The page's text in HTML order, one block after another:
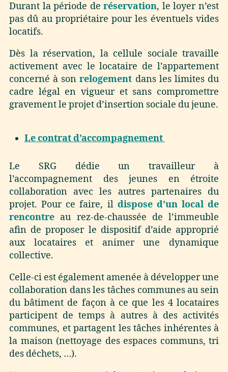
Durant la période deréservation, le loyer n’est
pas dû au propriétaire pour les éventuels vides
locatifs.
Dès la réservation, la cellule sociale travaille
activement avec le locataire de l’appartement
concerné à sonrelogement dans les limites du
cadre légal en vigueur et sans compromettre
gravement le projet d’insertion sociale du jeune.
Le contrat d’accompagnement
Le SRG dédie un travailleur à
l’accompagnement des jeunes en étroite
collaboration avec les autres partenaires du
projet. Pour ce faire, il dispose d’un local de
rencontre au rez-de-chaussée de l’immeuble
afin de proposer le dispositif d’aide approprié
aux locataires et animer une dynamique
collective.
Celle-ci est également amenée à développer une
collaboration dans les tâches communes au sein
du bâtiment de façon à ce que les 4 locataires
participent de temps à autres à des activités
communes, et partagent les tâches inhérentes à
la maison (nettoyage des espaces communs, tri
des déchets, …).